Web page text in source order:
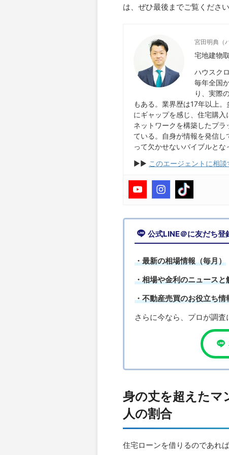
は、ぜひ最後までご覧ください
宮田明典（
宅地建物
ハウスク
毎年全国
り、実際
もある。業界歴は17年以上
にギャップを感じ、住宅購
ネットワークを構築したプラ
ている。自身が情報を発信
って欠かせないバイブルとな
▶︎▶︎ このエージェントに相談
公式LINE＠に友だち登
・最新の相場情報（毎月）
・相場や金利のニュースと
・不動産売買のお役立ち情
さらに今なら、プロが調査
身の丈を超えたマ
人の割合
住宅ローンを借りるのであれ